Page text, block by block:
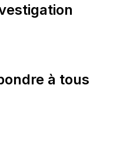
à tous